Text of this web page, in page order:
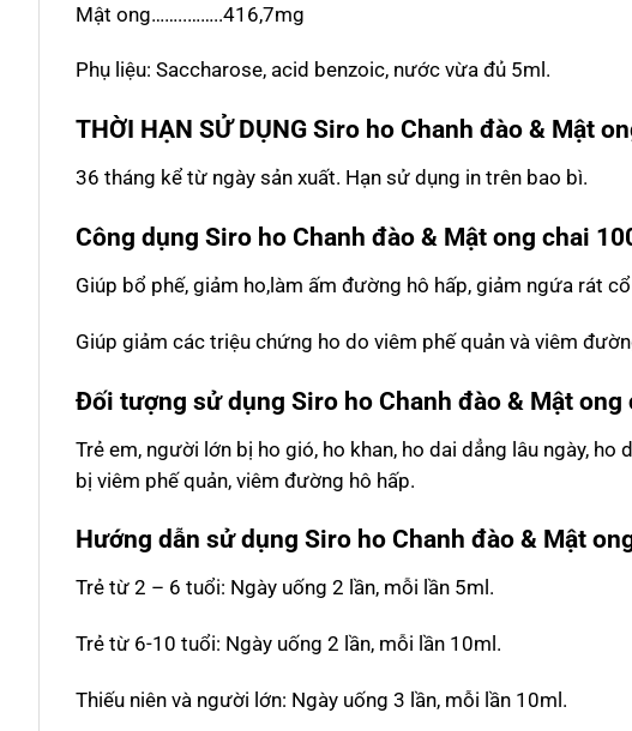
Mật ong……..……..416,7mg
Phụ liệu: Saccharose, acid benzoic, nước vừa đủ 5ml.
THỜI HẠN SỬ DỤNG Siro ho Chanh đào & Mật
36 tháng kể từ ngày sản xuất. Hạn sử dụng in trên bao bì.
Công dụng Siro ho Chanh đào & Mật ong chai
Giúp bổ phế, giảm ho,làm ấm đường hô hấp, giảm ngứa rát
Giúp giảm các triệu chứng ho do viêm phế quản và viêm
Đối tượng sử dụng Siro ho Chanh đào & Mật ong
Trẻ em, người lớn bị ho gió, ho khan, ho dai dẳng lâu ngày,
bị viêm phế quản, viêm đường hô hấp.
Hướng dẫn sử dụng Siro ho Chanh đào & Mật
Trẻ từ 2 – 6 tuổi: Ngày uống 2 lần, mỗi lần 5ml.
Trẻ từ 6-10 tuổi: Ngày uống 2 lần, mỗi lần 10ml.
Thiếu niên và người lớn: Ngày uống 3 lần, mỗi lần 10ml.